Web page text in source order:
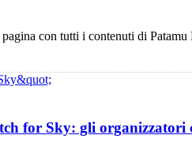
con tutti i contenuti di
for Sky: gli